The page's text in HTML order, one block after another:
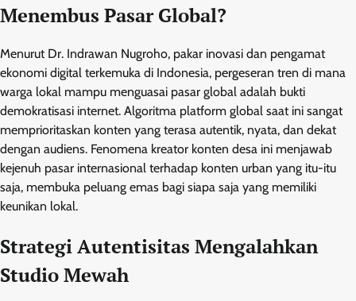
Menembus Pasar Global?
Menurut Dr. Indrawan Nugroho, pakar inovasi dan pengamat
ekonomi digital terkemuka di Indonesia, pergeseran tren di mana
warga lokal mampu menguasai pasar global adalah bukti
demokratisasi internet. Algoritma platform global saat ini sangat
memprioritaskan konten yang terasa autentik, nyata, dan dekat
dengan audiens. Fenomena kreator konten desa ini menjawab
kejenuh pasar internasional terhadap konten urban yang itu-itu
saja, membuka peluang emas bagi siapa saja yang memiliki
keunikan lokal.
Strategi Autentisitas Mengalahkan
Studio Mewah